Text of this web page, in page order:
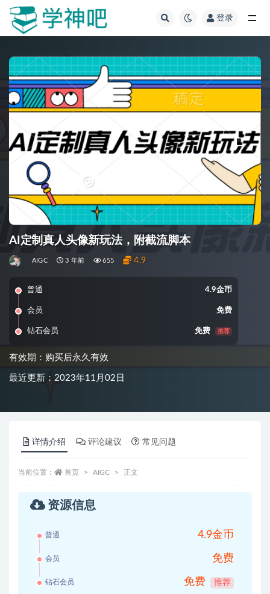
登录
AI定制真人头像新玩法，附截流脚本
AIGC 3 年前 655 4.9
普通 4.9金币
会员 免费
钻石会员 免费 推荐
有效期：购买后永久有效
最近更新：2023年11月02日
详情介绍 评论建议 常见问题
当前位置： 首页 AIGC 正文
资源信息
普通 4.9金币
会员 免费
钻石会员 免费 推荐